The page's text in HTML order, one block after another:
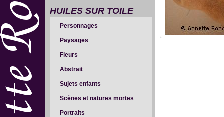
HUILES SUR TOILE
Personnages
Paysages
Fleurs
Abstrait
Sujets enfants
Scènes et natures mortes
Portraits